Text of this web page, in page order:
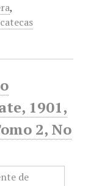
,
1901,
2, No